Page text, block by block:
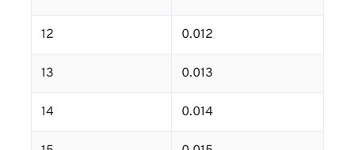
12 0.012
13 0.013
14 0.014